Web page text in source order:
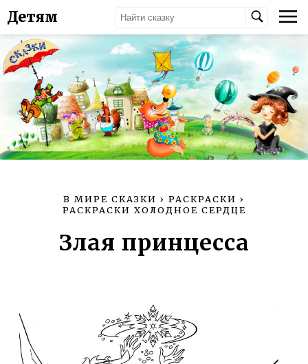
Детям
В МИРЕ СКАЗКИ › РАСКРАСКИ ›
РАСКРАСКИ ХОЛОДНОЕ СЕРДЦЕ
Злая принцесса